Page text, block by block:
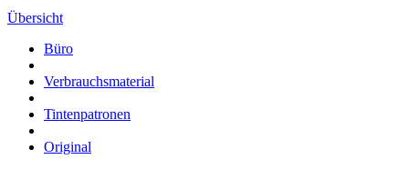
Übersicht
Büro
Verbrauchsmaterial
Tintenpatronen
Original